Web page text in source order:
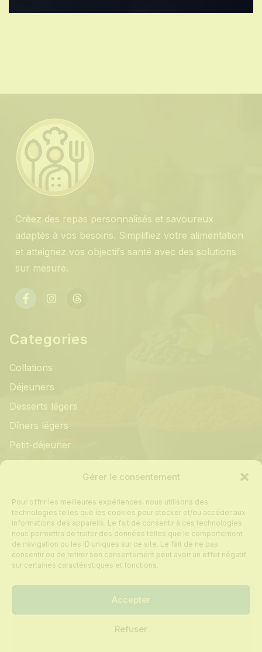
Gérer le consentement
Pour offrir les meilleures expériences, nous utilisons des
technologies telles que les cookies pour stocker et/ou accéder aux
informations des appareils. Le fait de consentir à ces technologies
nous permettra de traiter des données telles que le comportement
de navigation ou les ID uniques sur ce site. Le fait de ne pas
consentir ou de retirer son consentement peut avoir un effet négatif
sur certaines caractéristiques et fonctions.
Accepter
Refuser
Créez des repas personnalisés et savoureux
adaptés à vos besoins. Simplifiez votre alimentation
et atteignez vos objectifs santé avec des solutions
sur mesure.
Categories
Collations
Déjeuners
Desserts légers
Dîners légers
Petit-déjeuner
Informations
Mon compte
Contact
Foire aux questions
Politique de cookies
Conditions générales de vente